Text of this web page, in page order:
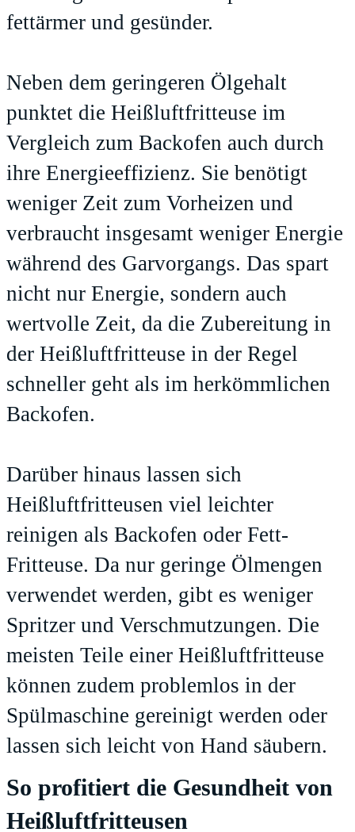
fettärmer und gesünder.
Neben dem geringeren Ölgehalt
punktet die Heißluftfritteuse im
Vergleich zum Backofen auch durch
ihre Energieeffizienz. Sie benötigt
weniger Zeit zum Vorheizen und
verbraucht insgesamt weniger Energie
während des Garvorgangs. Das spart
nicht nur Energie, sondern auch
wertvolle Zeit, da die Zubereitung in
der Heißluftfritteuse in der Regel
schneller geht als im herkömmlichen
Backofen.
Darüber hinaus lassen sich
Heißluftfritteusen viel leichter
reinigen als Backofen oder Fett-
Fritteuse. Da nur geringe Ölmengen
verwendet werden, gibt es weniger
Spritzer und Verschmutzungen. Die
meisten Teile einer Heißluftfritteuse
können zudem problemlos in der
Spülmaschine gereinigt werden oder
lassen sich leicht von Hand säubern.
So profitiert die Gesundheit von
Heißluftfritteusen